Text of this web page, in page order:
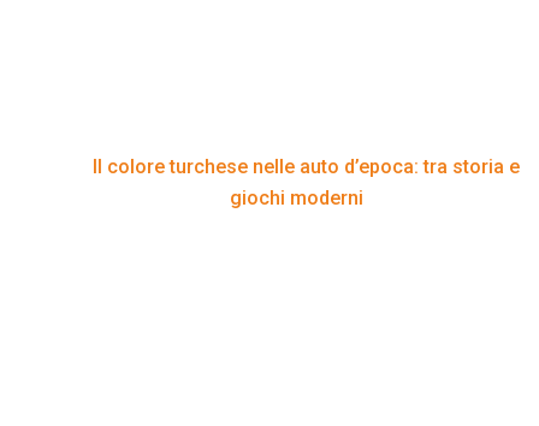
Il colore turchese nelle auto d’epoca: tra storia e
giochi moderni